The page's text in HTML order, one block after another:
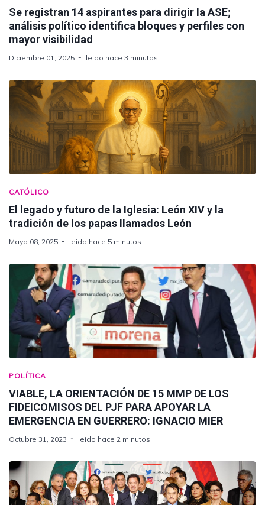
Se registran 14 aspirantes para dirigir la ASE;
análisis político identifica bloques y perfiles con
mayor visibilidad
Diciembre 01, 2025 leido hace 3 minutos
CATÓLICO
El legado y futuro de la Iglesia: León XIV y la
tradición de los papas llamados León
Mayo 08, 2025 leido hace 5 minutos
POLÍTICA
VIABLE, LA ORIENTACIÓN DE 15 MMP DE LOS
FIDEICOMISOS DEL PJF PARA APOYAR LA
EMERGENCIA EN GUERRERO: IGNACIO MIER
Octubre 31, 2023 leido hace 2 minutos